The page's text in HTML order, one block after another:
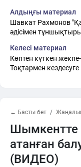
Алдыңғы материал
Шавкат Рахмонов
әдісімен
Келесі материал
Көптен күткен
Тоқтармен кездесуге
← Басты бет
Шымкентте
атанған
(ВИДЕО)